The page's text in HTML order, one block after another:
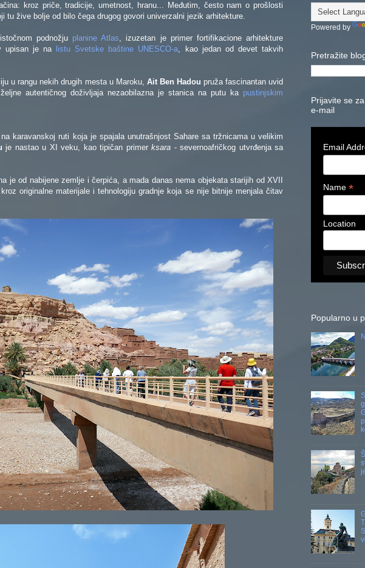
kroz priče, tradicije, umetnost, hranu... Međutim, često nam o prošlosti
tu žive bolje od bilo čega drugog govori univerzalni jezik arhitekture.
podnožju planine Atlas, izuzetan je primer fortifikacione arhitekture
upisan je na
listu Svetske baštine UNESCO-a, kao jedan od devet takvih
u rangu nekih drugih mesta u Maroku, Ait Ben Hadou pruža fascinantan uvid
autentičnog doživljaja nezaobilazna je stanica na putu ka pustinjskim
karavanskoj ruti koja je spajala unutrašnjost Sahare sa tržnicama u velikim
je nastao u XI veku, kao tipičan primerksara - severnoafričkog utvrđenja sa
je od nabijene zemlje i čerpića, a mada danas nema objekata starijih od XVII
originalne materijale i tehnologiju gradnje koja se nije bitnije menjala čitav
Powered by
Pretražite
Prijavite se
e-mail
Email
Name *
Location
Popularno u